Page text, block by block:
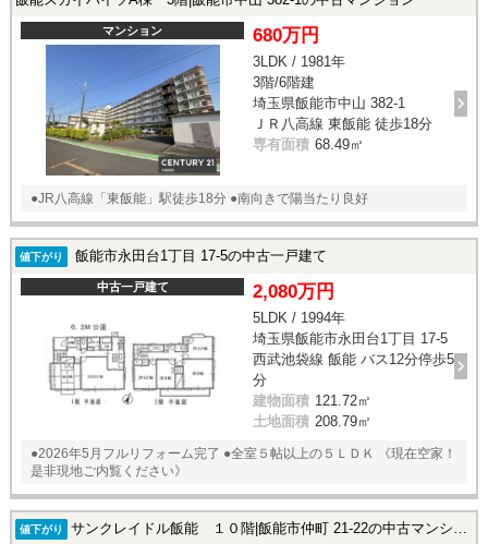
マンション 680万円
3LDK / 1981年
3階/6階建
埼玉県飯能市中山 382-1
ＪＲ八高線 東飯能 徒歩18分
専有面積 68.49㎡
●JR八高線「東飯能」駅徒歩18分 ●南向きで陽当たり良好
値下がり 飯能市永田台1丁目 17-5の中古一戸建て
中古一戸建て 2,080万円
5LDK / 1994年
埼玉県飯能市永田台1丁目 17-5
西武池袋線 飯能 バス12分停歩5
分
建物面積 121.72㎡
土地面積 208.79㎡
●2026年5月フルリフォーム完了 ●全室５帖以上の５ＬＤＫ 《現在空家！
是非現地ご内覧ください》
値下がり サンクレイドル飯能 １０階|飯能市仲町 21-22の中古マンション